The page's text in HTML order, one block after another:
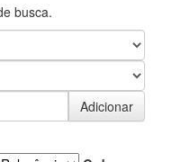
busca.